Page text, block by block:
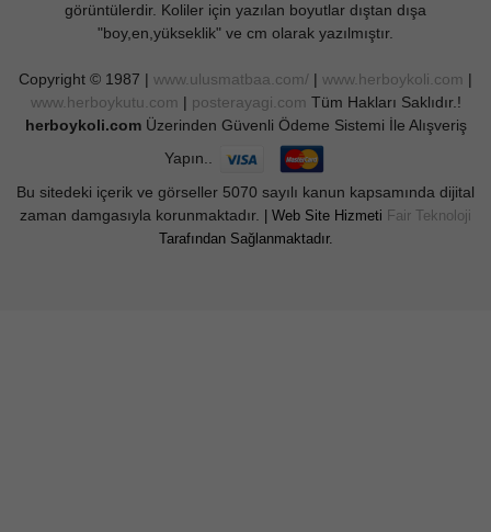
görüntülerdir. Koliler için yazılan boyutlar dıştan dışa
"boy,en,yükseklik" ve cm olarak yazılmıştır.
Copyright © 1987 | www.ulusmatbaa.com/ | www.herboykoli.com |
www.herboykutu.com | posterayagi.com Tüm Hakları Saklıdır.!
herboykoli.comÜzerinden Güvenli Ödeme Sistemi İle Alışveriş
Yapın..
Bu sitedeki içerik ve görseller 5070 sayılı kanun kapsamında dijital
zaman damgasıyla korunmaktadır.
| Web Site Hizmeti Fair Teknoloji
Tarafından Sağlanmaktadır.